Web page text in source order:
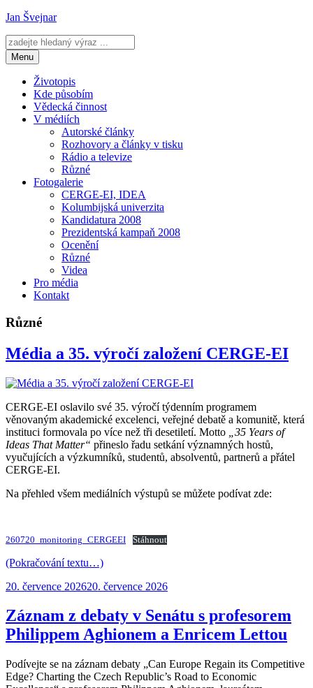
Přejít
obsahu
webu
Jan Švejnar
Menu
Životopis
Kde působím
Vědecká činnost
V médiích
Autorské články
Rozhovory a články v tisku
Rádio a televize
Různé
Fotogalerie
CERGE-EI, IDEA
Kolumbijská univerzita
Kandidatura 2008
Prezidentská kampaň 2008
Ocenění
Různé
Videa
Pro média
Kontakt
Různé
Média a 35. výročí založení CERGE-EI
CERGE-EI oslavilo své 35. výročí týdenním programem
věnovaným akademické excelenci, veřejné debatě a komunitě, která
instituci formovala po více než tři desetiletí. Motto
„35 Years of
Ideas That Matter“ přineslo řadu setkání významných hostů,
vyučujících a výzkumníků, studentů, absolventů, partnerů a přátel
CERGE-EI.
Na přehled všem mediálních výstupů se můžete podívat zde:
260720_monitoring_CERGEEI Stáhnout
(Pokračování textu…)
Publikováno:
20. července 202620. července 2026
Záznam z debaty v Senátu s profesorem
Philippem Aghionem a Enricem Lettou
Podívejte se na záznam debaty „Can Europe Regain its Competitive
Edge? Charting the Czech Republic’s Road to Economic